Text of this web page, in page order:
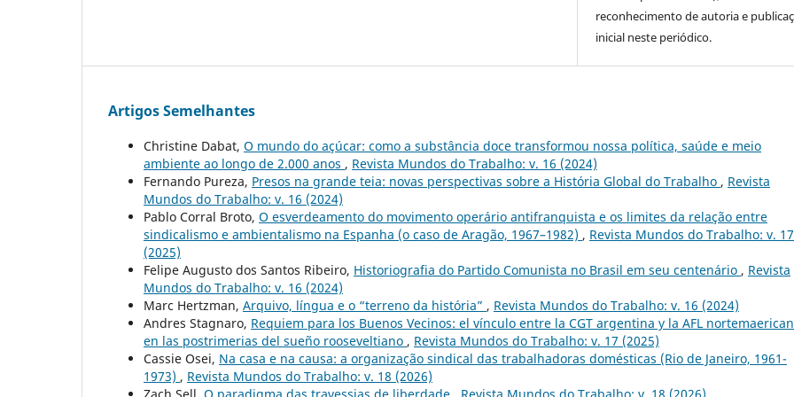
reconhecimento de autoria e
inicial neste periódico.
Artigos Semelhantes
Christine Dabat, O mundo do açúcar: como a substância doce transformou nossa política, saúde e meio
ambiente ao longo de 2.000 anos , Revista Mundos do Trabalho: v. 16 (2024)
Fernando Pureza, Presos na grande teia: novas perspectivas sobre a História Global do Trabalho , Revista
Mundos do Trabalho: v. 16 (2024)
Pablo Corral Broto, O esverdeamento do movimento operário antifranquista e os limites da relação entre
sindicalismo e ambientalismo na Espanha (o caso de Aragão, 1967–1982) , Revista Mundos do Trabalho: v. 17
(2025)
Felipe Augusto dos Santos Ribeiro, Historiografia do Partido Comunista no Brasil em seu centenário , Revista
Mundos do Trabalho: v. 16 (2024)
Marc Hertzman, Arquivo, língua e o “terreno da história” , Revista Mundos do Trabalho: v. 16 (2024)
Andres Stagnaro, Requiem para los Buenos Vecinos: el vínculo entre la CGT argentina y la AFL
en las postrimerias del sueño rooseveltiano , Revista Mundos do Trabalho: v. 17 (2025)
Cassie Osei, Na casa e na causa: a organização sindical das trabalhadoras domésticas (Rio de Janeiro, 1961-
1973) , Revista Mundos do Trabalho: v. 18 (2026)